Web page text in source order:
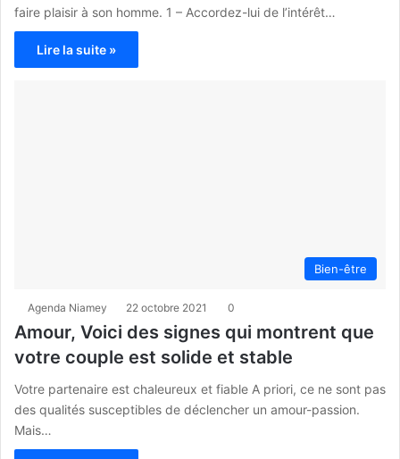
faire plaisir à son homme. 1 – Accordez-lui de l’intérêt…
Lire la suite »
Bien-être
Agenda Niamey 22 octobre 2021 0
Amour, Voici des signes qui montrent que
votre couple est solide et stable
Votre partenaire est chaleureux et fiable A priori, ce ne sont pas
des qualités susceptibles de déclencher un amour-passion.
Mais…